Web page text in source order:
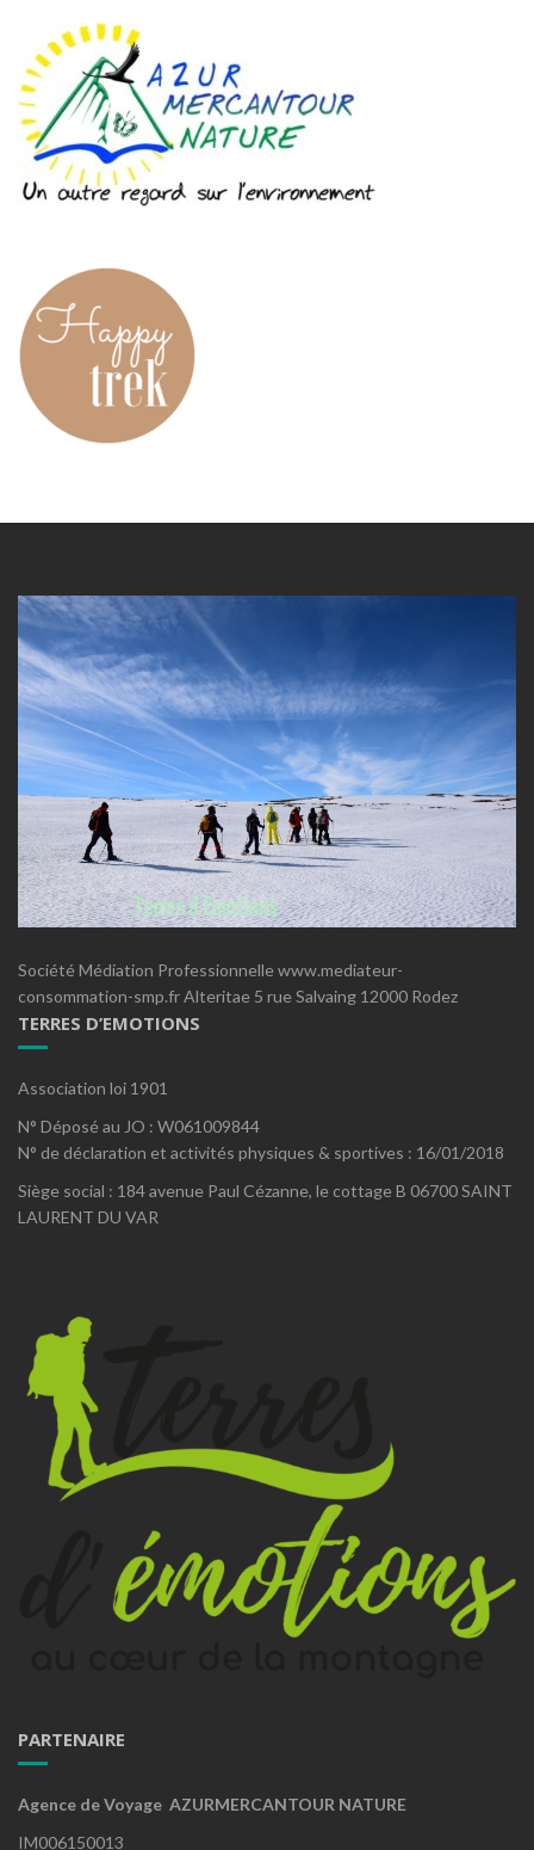
Société Médiation Professionnelle www.mediateur-
consommation-smp.fr Alteritae 5 rue Salvaing 12000 Rodez
TERRES D’EMOTIONS
Association loi 1901
N° Déposé au JO : W061009844
N° de déclaration et activités physiques & sportives : 16/01/2018
Siège social : 184 avenue Paul Cézanne, le cottage B 06700 SAINT
LAURENT DU VAR
PARTENAIRE
Agence de Voyage AZURMERCANTOUR NATURE
IM006150013